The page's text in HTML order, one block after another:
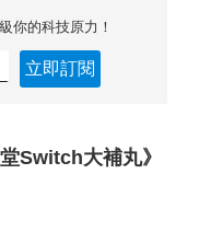
你的科技原力！
立即訂閱
Switch大補丸》